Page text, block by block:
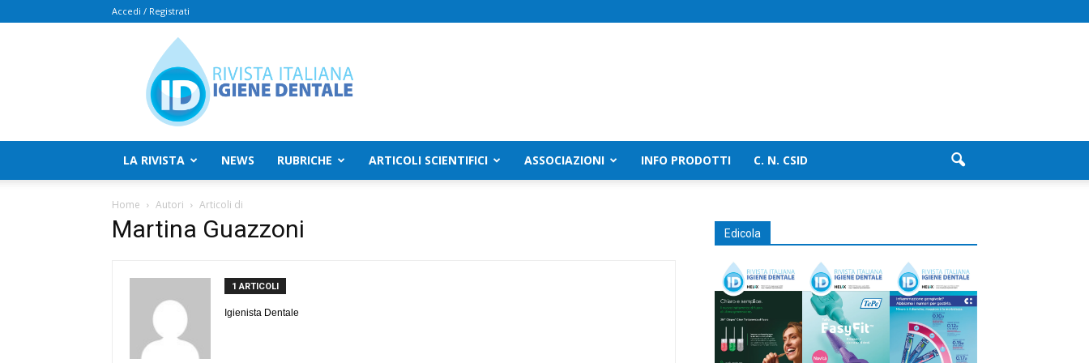
Accedi / Registrati
Rivista
Italiana
Igiene
Dentale
LA RIVISTA NEWS RUBRICHE ARTICOLI SCIENTIFICI ASSOCIAZIONI INFO PRODOTTI C. N. CSID
Home Autori Articoli di
Martina Guazzoni
1 ARTICOLI
Igienista Dentale
Edicola